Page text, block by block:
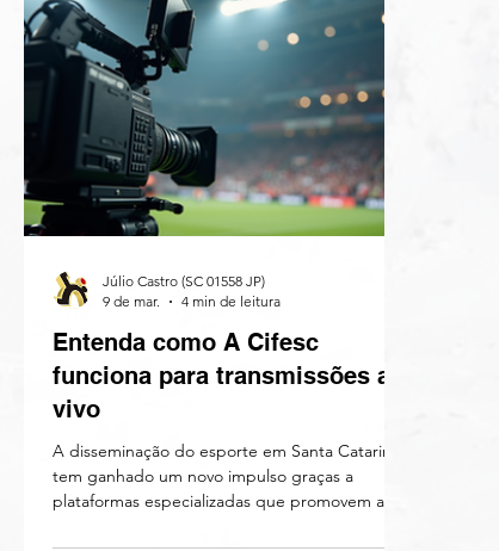
disputas eletrizantes que agitarão as
Entenda como A Cifesc
funciona para transmissões ao
vivo
A disseminação do esporte em Santa Catarina
tem ganhado um novo impulso graças a
plataformas especializadas que promovem a
Júlio Castro (SC 01558 JP)
9 de mar.
4 min de leitura